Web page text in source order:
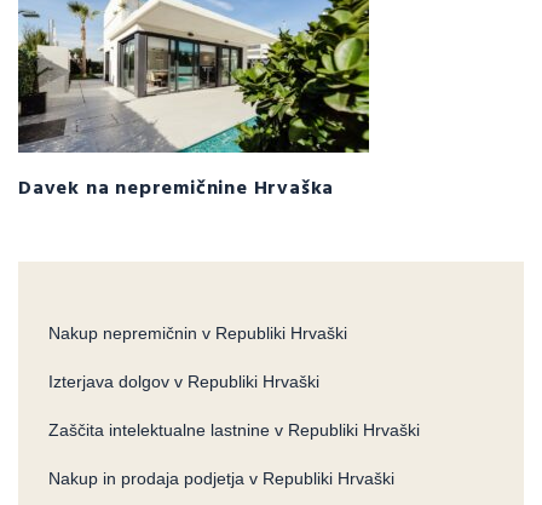
Davek na nepremičnine Hrvaška
Nakup nepremičnin v Republiki Hrvaški
Izterjava dolgov v Republiki Hrvaški
Zaščita intelektualne lastnine v Republiki Hrvaški
Nakup in prodaja podjetja v Republiki Hrvaški